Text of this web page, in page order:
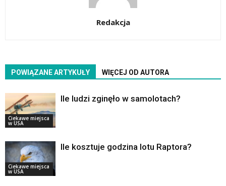
Redakcja
POWIĄZANE ARTYKUŁY WIĘCEJ OD AUTORA
Ciekawe miejsca
w USA
Ile ludzi zginęło w samolotach?
Ciekawe miejsca
w USA
Ile kosztuje godzina lotu Raptora?